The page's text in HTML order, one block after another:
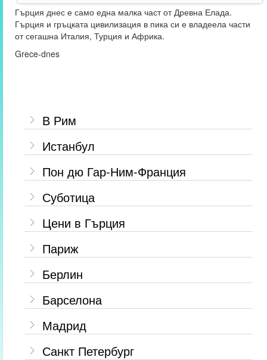
Гърция днес е само една малка част от Древна Елада.
Гърция и гръцката цивилизация в пика си е владеела части
от сегашна Италия, Турция и Африка.
Grece-dnes
В Рим
Истанбул
Пон дю Гар-Ним-Франция
Суботица
Цени в Гърция
Париж
Берлин
Барселона
Мадрид
Санкт Петербург